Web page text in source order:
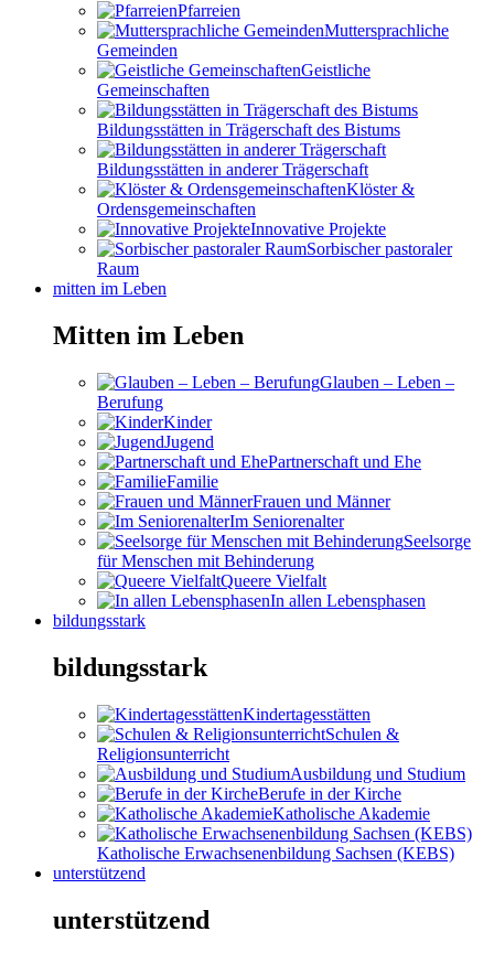
Pfarreien
Muttersprachliche
Gemeinden
Geistliche
Gemeinschaften
Bildungsstätten in Trägerschaft des Bistums
Bildungsstätten in anderer Trägerschaft
Klöster &
Ordensgemeinschaften
Innovative Projekte
Sorbischer pastoraler
Raum
mitten im Leben
Mitten im Leben
Glauben – Leben –
Berufung
Kinder
Jugend
Partnerschaft und Ehe
Familie
Frauen und Männer
Im Seniorenalter
Seelsorge
für Menschen mit Behinderung
Queere Vielfalt
In allen Lebensphasen
bildungsstark
bildungsstark
Kindertagesstätten
Schulen &
Religionsunterricht
Ausbildung und Studium
Berufe in der Kirche
Katholische Akademie
Katholische Erwachsenenbildung Sachsen (KEBS)
unterstützend
unterstützend